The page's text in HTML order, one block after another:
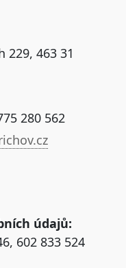
229, 463 31
280 562
údajů:
602 833 524